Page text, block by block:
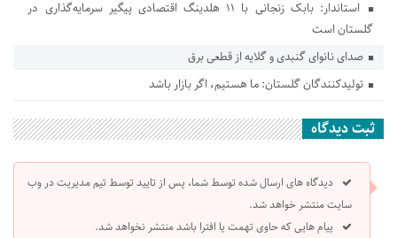
استاندار: بابک زنجانی با ۱۱ هلدینگ اقتصادی پیگیر سرمایه‌گذاری در
گلستان است
صدای نانوای گنبدی و گلایه از قطعی برق
تولیدکنندگان گلستان: ما هستیم، اگر بازار باشد
ثبت دیدگاه
دیدگاه های ارسال شده توسط شما، پس از تایید توسط تیم مدیریت در وب
سایت منتشر خواهد شد.
پیام هایی که حاوی تهمت یا افترا باشد منتشر نخواهد شد.